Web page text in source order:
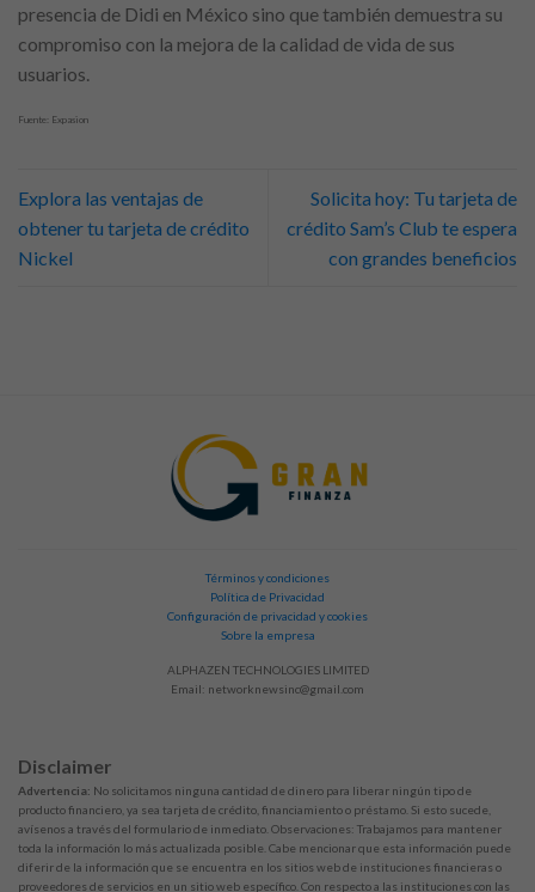
presencia de Didi en México sino que también demuestra su
compromiso con la mejora de la calidad de vida de sus
usuarios.
Fuente: Expasion
Explora las ventajas de
obtener tu tarjeta de crédito
Nickel
Solicita hoy: Tu tarjeta de
crédito Sam’s Club te espera
con grandes beneficios
Términos y condiciones
Política de Privacidad
Configuración de privacidad y cookies
Sobre la empresa
ALPHAZEN TECHNOLOGIES LIMITED
Email: networknewsinc@gmail.com
Disclaimer
Advertencia: No solicitamos ninguna cantidad de dinero para liberar ningún tipo de
producto financiero, ya sea tarjeta de crédito, financiamiento o préstamo. Si esto sucede,
avísenos a través del formulario de inmediato. Observaciones: Trabajamos para mantener
toda la información lo más actualizada posible. Cabe mencionar que esta información puede
diferir de la información que se encuentra en los sitios web de instituciones financieras o
proveedores de servicios en un sitio web específico. Con respecto a las instituciones con las